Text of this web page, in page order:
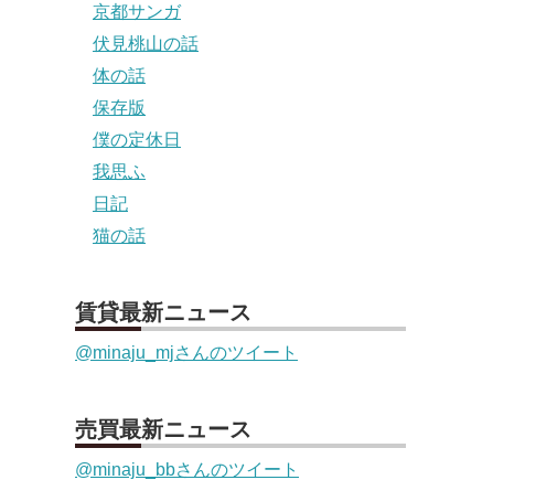
京都サンガ
伏見桃山の話
体の話
保存版
僕の定休日
我思ふ
日記
猫の話
賃貸最新ニュース
@minaju_mjさんのツイート
売買最新ニュース
@minaju_bbさんのツイート